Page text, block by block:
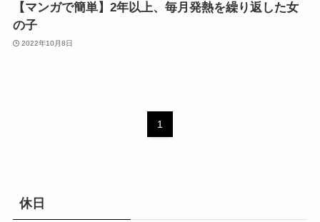
【マンガで簡単】2年以上、毎月発熱を繰り返した女
の子
2022年10月8日
1
休日